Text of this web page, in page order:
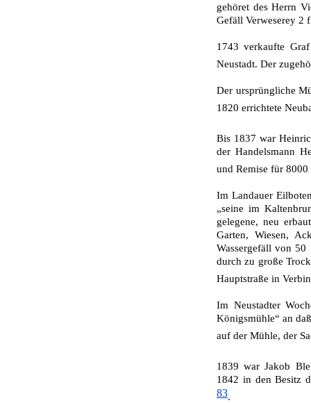
gehöret des Herrn
Gefäll Verweserey 2
1743 verkaufte
Neustadt. Der
Der ursprüngliche
1820 errichtete
Bis 1837 war
der Handelsmann
und Remise für
Im Landauer
„seine im
gelegene, neu
Garten, Wiesen,
Wassergefäll von
durch zu große
Hauptstraße in
Im Neustadter
Königsmühle“ an
auf der Mühle, der
1839 war Jakob
1842 in den Besitz
83.